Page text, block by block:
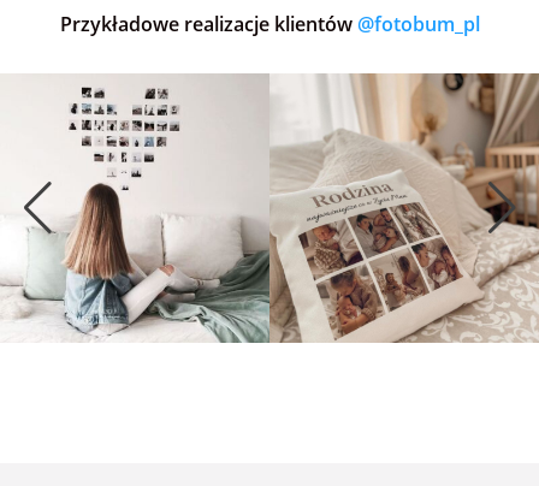
Przykładowe realizacje klientów @fotobum_pl